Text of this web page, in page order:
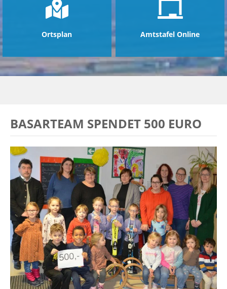
Ortsplan Amtstafel Online
BASARTEAM SPENDET 500 EURO